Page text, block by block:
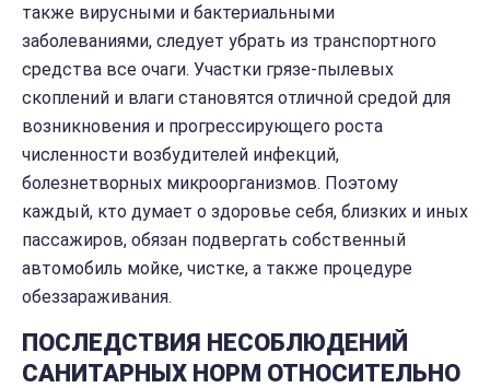
также вирусными и бактериальными
заболеваниями, следует убрать из транспортного
средства все очаги. Участки грязе-пылевых
скоплений и влаги становятся отличной средой для
возникновения и прогрессирующего роста
численности возбудителей инфекций,
болезнетворных микроорганизмов. Поэтому
каждый, кто думает о здоровье себя, близких и иных
пассажиров, обязан подвергать собственный
автомобиль мойке, чистке, а также процедуре
обеззараживания.
ПОСЛЕДСТВИЯ НЕСОБЛЮДЕНИЙ
САНИТАРНЫХ НОРМ ОТНОСИТЕЛЬНО